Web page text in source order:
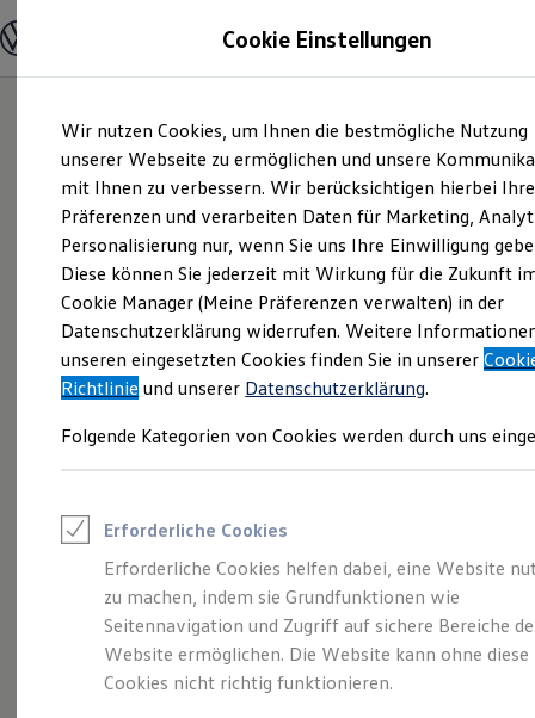
Hauptinhalt
springen
Footer
springen
Modelle und Konfigurator
Modelle vergleichen
Elektroautos
ENERGY Sondermodelle
Nutzfahrzeuge
SUV und CUV
Familienautos
Kombis
Kompaktwagen
Sportwagen
Schnell verfügbare Fahrzeuge
Angebote und Produkte
Aktuelle Angebote
E-Auto-Förderung
Volkswagen Marktplatz
Junge Gebrauchtwagen und Gebrauchtwagen
Saisonangebote
Leasing
Leasing-Angebote
Gebrauchtwagen Leasing
Junge Gebrauchtwagen-Leasing
Elektroauto Leasing
Kleinwagen-Leasing
Leasing ohne Anzahlung
Mehr Raum für alle(s).
Der Tayron.
Cookie Einstellungen
Wir nutzen Cookies, um Ihnen die bestmögliche Nutzung
unserer Webseite zu ermöglichen und unsere
mit Ihnen zu verbessern. Wir berücksichtigen hierbei Ihre
Präferenzen und verarbeiten Daten für Marketing,
Personalisierung nur, wenn Sie uns Ihre Einwilligung
Diese können Sie jederzeit mit Wirkung für die Zukunft
Cookie Manager (Meine Präferenzen verwalten) in der
Datenschutzerklärung widerrufen. Weitere
unseren eingesetzten Cookies finden Sie in unserer
Richtlinie und unserer Datenschutzerklärung.
Folgende Kategorien von Cookies werden durch uns
Erforderliche Cookies
Erforderliche Cookies helfen dabei, eine Website
zu machen, indem sie Grundfunktionen wie
Seitennavigation und Zugriff auf sichere Bereiche
Website ermöglichen. Die Website kann ohne diese
Cookies nicht richtig funktionieren.